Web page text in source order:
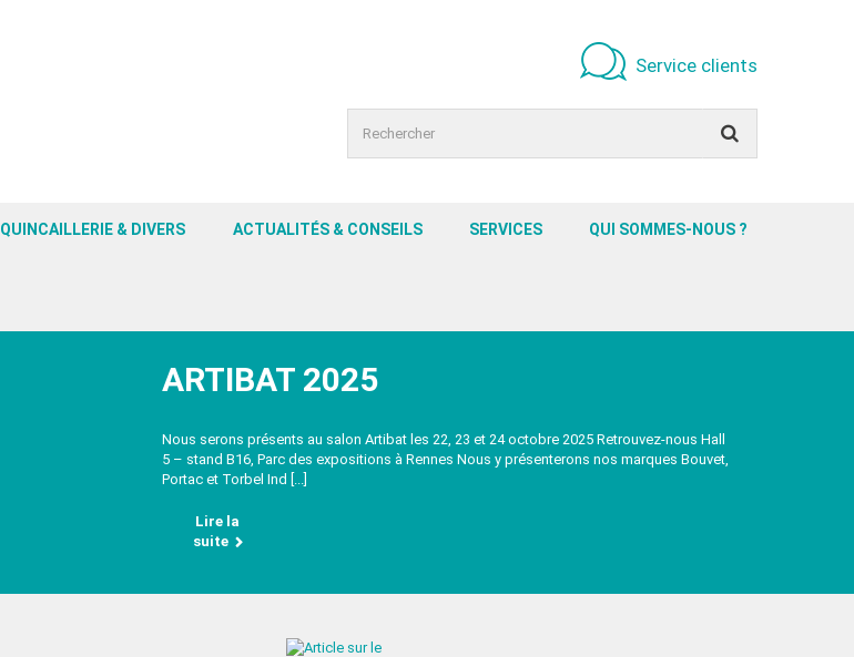
Service clients
QUINCAILLERIE & DIVERS ACTUALITÉS & CONSEILS SERVICES QUI SOMMES-NOUS ?
ARTIBAT 2025
Nous serons présents au salon Artibat les 22, 23 et 24 octobre 2025 Retrouvez-nous Hall
5 – stand B16, Parc des expositions à Rennes Nous y présenterons nos marques Bouvet,
Portac et Torbel Ind [...]
Lire la
suite